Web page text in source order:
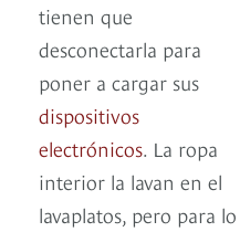
tienen que
desconectarla para
poner a cargar sus
dispositivos
electrónicos. La ropa
interior la lavan en el
lavaplatos, pero para lo